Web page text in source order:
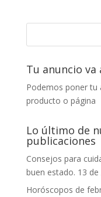
Tu anuncio va
Podemos poner tu
producto o página
Lo último de
publicaciones
Consejos para
buen estado. 13
Horóscopos de